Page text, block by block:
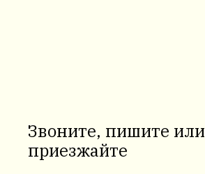
Звоните, пишите или
приезжайте